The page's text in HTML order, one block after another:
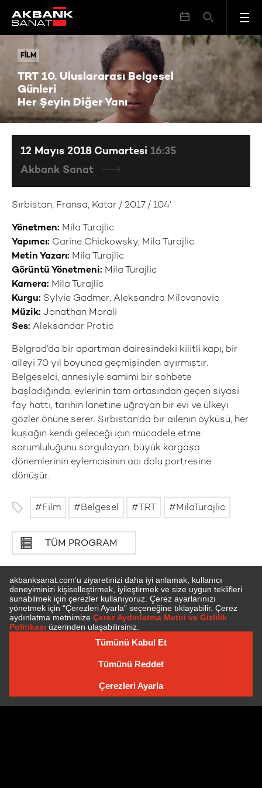
FILM
TRT 10. Uluslararası Belgesel
Günleri
Her Şeyin Diğer Yanı
FILM TRT 10. Uluslararası Belgesel Günleri Her Şeyin Diğer Yanı
Sırbistan, Fransa, Katar / 2017 / 104’
Yönetmen: Mila Turajlic
Yapımcı: Carine Chickowsky, Mila Turajlic
Metin Yazarı: Mila Turajlic
Görüntü Yönetmeni: Mila Turajlic
Kamera: Mila Turajlic
Kurgu: Sylvie Gadmer, Aleksandra Milovanovic
Müzik: Jonathan Morali
Ses: Aleksandar Protic
Belgrad’da bir apartman dairesindeki kilitli kapı, bir
aileyi 70 yıl boyunca geçmişinden ayırmıştır.
Belgeselci, annesiyle samimi bir sohbete
başladığında, evlerinin tam ortasından geçen siyasi
fay hattı, tarihin lanetine uğrayan bir evi ve ülkeyi
gözler önüne serer. Sırbistan’da bir ailenin öyküsü, her
kuşağın kendi geleceği için mücadele etme
sorumluluğunu sorgulayan, büyük kargaşa
dönemlerinin eylemcisinin acı dolu portresine
dönüşür.
Film Belgesel TRT MilaTurajlic
TÜM PROGRAM
12 Mayıs 2018 Cumartesi 16:35
Akbank Sanat